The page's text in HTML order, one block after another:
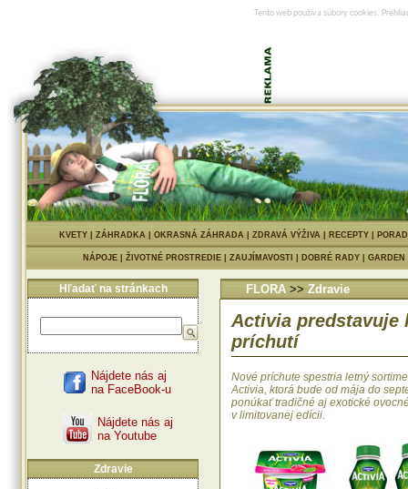
Tento web používa súbory cookies.
KVETY| ZÁHRADKA| OKRASNÁ ZÁHRADA| ZDRAVÁ VÝŽIVA| RECEPTY|
NÁPOJE ŽIVOTNÉ PROSTREDIE ZAUJÍMAVOSTI DOBRÉ RADY
Hľadať na stránkach
Nájdete nás aj
na FaceBook-u
Nájdete nás aj
na Youtube
Zdravie
FLORA >> Zdravie
Activia predstavuje
príchutí
Nové príchute spestria letný
Activia, ktorá bude od mája do
ponúkať tradičné aj exotické
v limitovanej edícii.